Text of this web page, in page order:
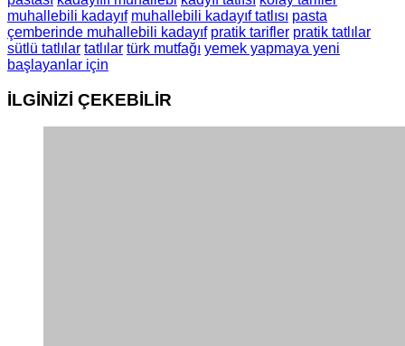
muhallebili kadayıf muhallebili kadayıf tatlısı pasta
çemberinde muhallebili kadayıf pratik tarifler pratik tatlılar
sütlü tatlılar tatlılar türk mutfağı yemek yapmaya yeni
başlayanlar için
İLGİNİZİ ÇEKEBİLİR